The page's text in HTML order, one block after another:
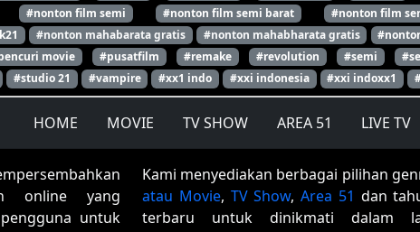
#nonton film semi #nonton film semi barat #nonton film
#nonton mahabarata gratis #nonton mahabharata gratis
movie #pusatfilm #remake #revolution #semi
#studio 21 #vampire #xx1 indo #xxi indonesia #xxi indoxx1
HOME MOVIE TV SHOW AREA 51 LIVE TV
online yang
untuk
Kami menyediakan berbagai pilihan
atau Movie, TV Show, Area 51 dan
terbaru untuk dinikmati dalam